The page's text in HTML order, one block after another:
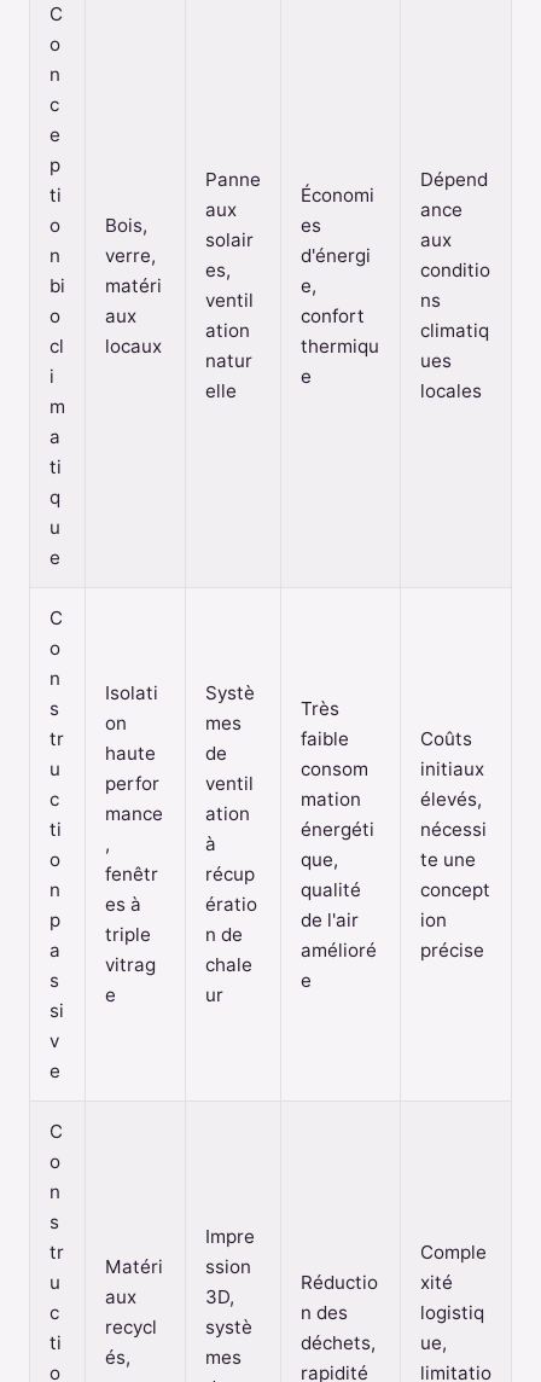
C
o
n
c
e
p
ti
o
n
bi
o
cl
i
m
a
ti
q
u
e
Bois,
verre,
matéri
aux
locaux
Panne
aux
solair
es,
ventil
ation
natur
elle
Économi
es
d'énergi
e,
confort
thermiqu
e
Dépend
ance
aux
conditio
ns
climatiq
ues
locales
C
o
n
s
tr
u
c
ti
o
n
p
a
s
si
v
e
Isolati
on
haute
perfor
mance
,
fenêtr
es à
triple
vitrag
e
Systè
mes
de
ventil
ation
à
récup
ératio
n de
chale
ur
Très
faible
consom
mation
énergéti
que,
qualité
de l'air
amélioré
e
Coûts
initiaux
élevés,
nécessi
te une
concept
ion
précise
C
o
n
s
tr
u
c
ti
o
Matéri
aux
recycl
és,
Impre
ssion
3D,
systè
mes
Réductio
n des
déchets,
rapidité
Comple
xité
logistiq
ue,
limitatio